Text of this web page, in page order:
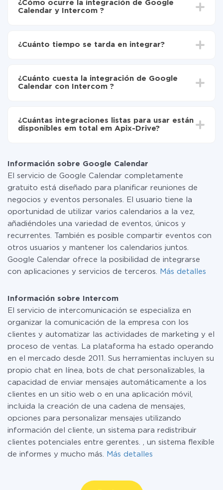
¿Cómo ocurre la integración de Google
Calendar y Intercom ?
Elija qué datos transferir de Google Calendar a
Ahora los datos se transferirán automáticamente
de Google Calendar a Intercom
¿Cuánto tiempo se tarda en integrar?
oscilar entre 5 y 30 minutos. En promedio, la
configuración tarda entre 10 y 15 minutos.
¿Cuánto cuesta la integración de Google
Calendar con Intercom ?
tarifas. Usted solo paga por la cantidad de datos que
realmente se transfieren de uno de sus sistemas a otro
manera segura un plan de tarifa gratuita o cambiar a
uno de pago, si es necesario. Más detalles sobre
tarifas.
¿Cuántas integraciones listas para usar están
disponibles em total em Apix-Drive?
Información sobre Google Calendar
El servicio de Google Calendar completamente
gratuito está diseñado para planificar reuniones de
negocios y eventos personales. El usuario tiene la
oportunidad de utilizar varios calendarios a la vez,
añadiéndoles una variedad de eventos, únicos y
recurrentes. También es posible compartir eventos con
otros usuarios y mantener los calendarios juntos.
Google Calendar ofrece la posibilidad de integrarse
con aplicaciones y servicios de terceros.
Más detalles
Información sobre Intercom
El servicio de intercomunicación se especializa en
organizar la comunicación de la empresa con los
clientes y automatizar las actividades de marketing y el
proceso de ventas. La plataforma ha estado operando
en el mercado desde 2011. Sus herramientas incluyen su
propio chat en línea, bots de chat personalizables, la
capacidad de enviar mensajes automáticamente a los
clientes en un sitio web o en una aplicación móvil,
incluida la creación de una cadena de mensajes,
opciones para personalizar mensajes utilizando
información del cliente, un sistema para redistribuir
clientes potenciales entre gerentes. , un sistema flexible
de informes y mucho más.
Más detalles